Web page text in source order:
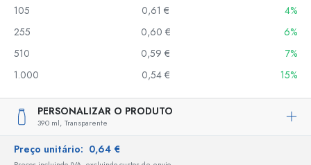
105
0,61 €
4%
255
0,60 €
6%
510
0,59 €
7%
1.000
0,54 € 15%
PERSONALIZAR O PRODUTO
390 ml, Transparente
Preço unitário: 0,64 €